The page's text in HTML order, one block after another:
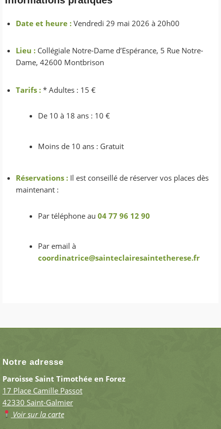
Date et heure : Vendredi 29 mai 2026 à 20h00
Lieu : Collégiale Notre-Dame d’Espérance, 5 Rue Notre-
Dame, 42600 Montbrison
Tarifs : * Adultes : 15 €
De 10 à 18 ans : 10 €
Moins de 10 ans : Gratuit
Réservations : Il est conseillé de réserver vos places dès
maintenant :
Par téléphone au 04 77 96 12 90
Par email à
coordinatrice@sainteclairesaintetherese.fr
Notre adresse
Paroisse Saint Timothée en Forez
17 Place Camille Passot
42330 Saint-Galmier
Voir sur la carte